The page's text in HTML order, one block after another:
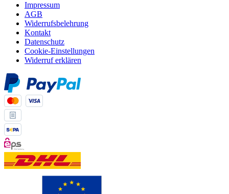
Impressum
AGB
Widerrufsbelehrung
Kontakt
Datenschutz
Cookie-Einstellungen
Widerruf erklären